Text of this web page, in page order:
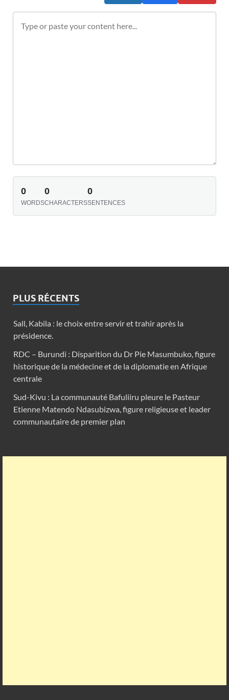
0
WORDS
0
CHARACTERS
0
SENTENCES
PLUS RÉCENTS
Sall, Kabila : le choix entre servir et trahir après la
présidence.
RDC – Burundi : Disparition du Dr Pie Masumbuko, figure
historique de la médecine et de la diplomatie en Afrique
centrale
Sud-Kivu : La communauté Bafuliiru pleure le Pasteur
Etienne Matendo Ndasubizwa, figure religieuse et leader
communautaire de premier plan